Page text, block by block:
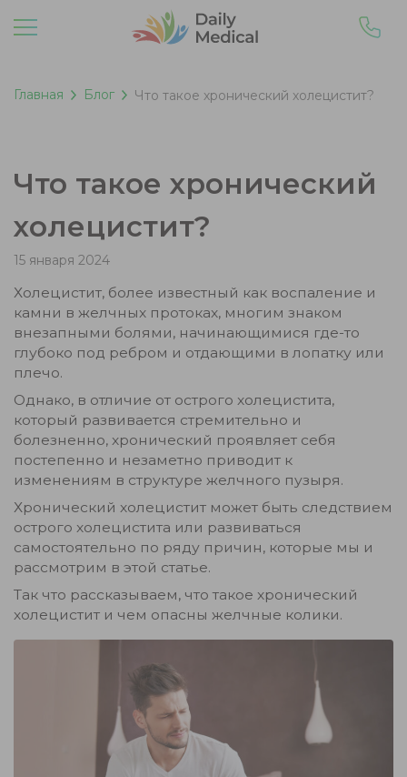
Главная Блог Что такое хронический холецистит?
Что такое хронический
холецистит?
15 января 2024
Холецистит, более известный как воспаление и
камни в желчных протоках, многим знаком
внезапными болями, начинающимися где-то
глубоко под ребром и отдающими в лопатку или
плечо.
Однако, в отличие от острого холецистита,
который развивается стремительно и
болезненно, хронический проявляет себя
постепенно и незаметно приводит к
изменениям в структуре желчного пузыря.
Хронический холецистит может быть следствием
острого холецистита или развиваться
самостоятельно по ряду причин, которые мы и
рассмотрим в этой статье.
Так что рассказываем, что такое хронический
холецистит и чем опасны желчные колики.